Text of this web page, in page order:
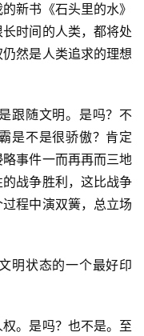
新书《石头里的水》
时间的人类，都将处
然是人类追求的理想
随文明。是吗？不
是不是很骄傲？肯定
事件一而再再而三地
战争胜利，这比战争
程中演双簧，总立场
状态的一个最好印
。是吗？也不是。至